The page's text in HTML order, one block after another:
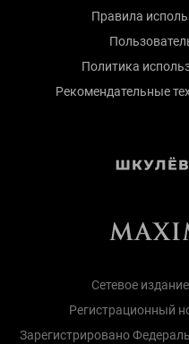
Правила
Политика
Рекомендательные
Сетевое
Регистрационный
Зарегистрировано